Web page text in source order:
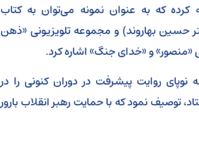
کرده که به عنوان نمونه می‌توان به کتاب
حسین بهاروند) و مجموعه تلویزیونی «ذهن
«منصور» و «خدای جنگ» اشاره کرد.
روایت پیشرفت در دوران کنونی را در
نمود که با حمایت رهبر انقلاب بارور